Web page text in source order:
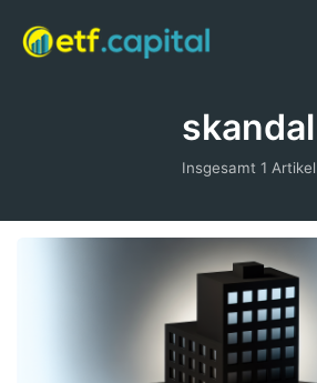
skandal
Insgesamt 1 Artikel